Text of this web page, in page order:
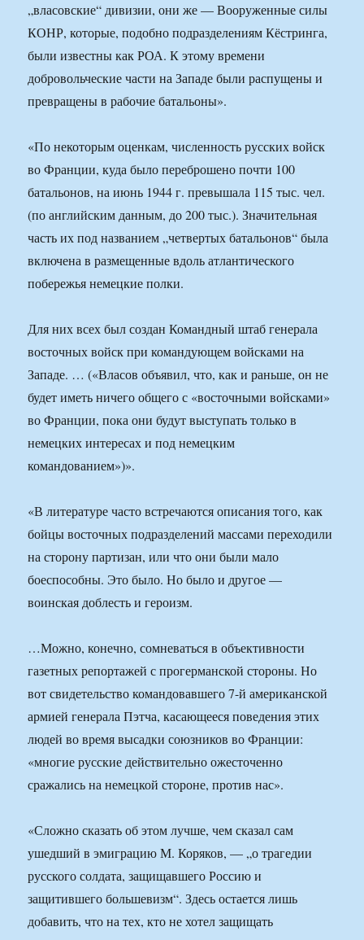
„власовские“ дивизии, они же — Вооруженные силы
КОНР, которые, подобно подразделениям Кёстринга,
были известны как РОА. К этому времени
добровольческие части на Западе были распущены и
превращены в рабочие батальоны».
«По некоторым оценкам, численность русских войск
во Франции, куда было переброшено почти 100
батальонов, на июнь 1944 г. превышала 115 тыс. чел.
(по английским данным, до 200 тыс.). Значительная
часть их под названием „четвертых батальонов“ была
включена в размещенные вдоль атлантического
побережья немецкие полки.
Для них всех был создан Командный штаб генерала
восточных войск при командующем войсками на
Западе. … («Власов объявил, что, как и раньше, он не
будет иметь ничего общего с «восточными войсками»
во Франции, пока они будут выступать только в
немецких интересах и под немецким
командованием»)».
«В литературе часто встречаются описания того, как
бойцы восточных подразделений массами переходили
на сторону партизан, или что они были мало
боеспособны. Это было. Но было и другое —
воинская доблесть и героизм.
…Можно, конечно, сомневаться в объективности
газетных репортажей с прогерманской стороны. Но
вот свидетельство командовавшего 7-й американской
армией генерала Пэтча, касающееся поведения этих
людей во время высадки союзников во Франции:
«многие русские действительно ожесточенно
сражались на немецкой стороне, против нас».
«Сложно сказать об этом лучше, чем сказал сам
ушедший в эмиграцию М. Коряков, — „о трагедии
русского солдата, защищавшего Россию и
защитившего большевизм“. Здесь остается лишь
добавить, что на тех, кто не хотел защищать